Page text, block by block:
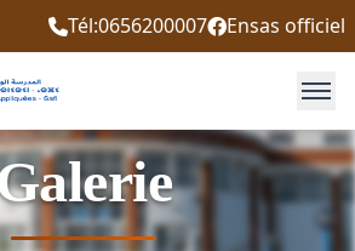
Tél:0656200007 Ensas officiel